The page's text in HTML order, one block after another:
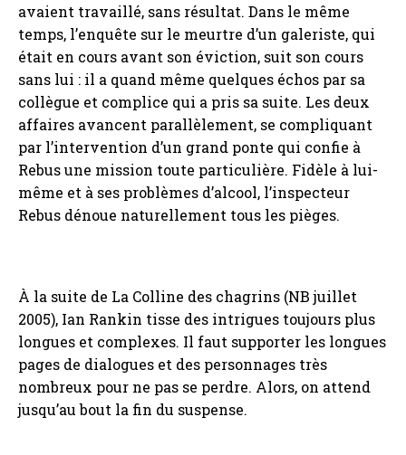
avaient travaillé, sans résultat. Dans le même
temps, l’enquête sur le meurtre d’un galeriste, qui
était en cours avant son éviction, suit son cours
sans lui : il a quand même quelques échos par sa
collègue et complice qui a pris sa suite. Les deux
affaires avancent parallèlement, se compliquant
par l’intervention d’un grand ponte qui confie à
Rebus une mission toute particulière. Fidèle à lui-
même et à ses problèmes d’alcool, l’inspecteur
Rebus dénoue naturellement tous les pièges.
À la suite de La Colline des chagrins (NB juillet
2005), Ian Rankin tisse des intrigues toujours plus
longues et complexes. Il faut supporter les longues
pages de dialogues et des personnages très
nombreux pour ne pas se perdre. Alors, on attend
jusqu’au bout la fin du suspense.